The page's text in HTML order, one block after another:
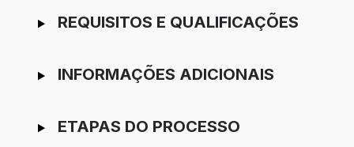
REQUISITOS E QUALIFICAÇÕES
INFORMAÇÕES ADICIONAIS
ETAPAS DO PROCESSO